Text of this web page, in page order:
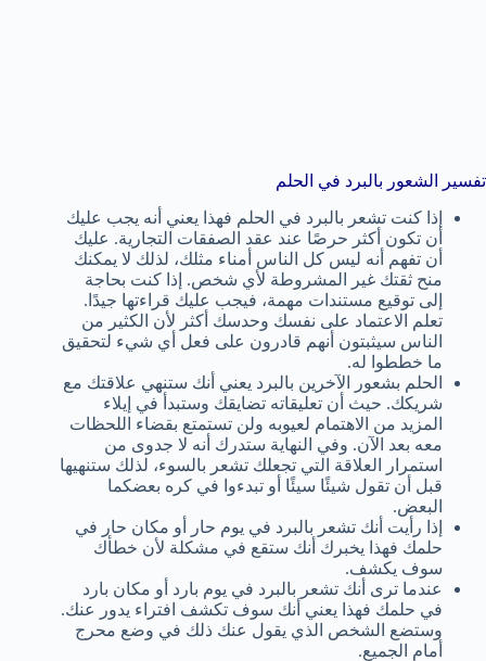
تفسير الشعور بالبرد في الحلم
إذا كنت تشعر بالبرد في الحلم فهذا يعني أنه يجب عليك
أن تكون أكثر حرصًا عند عقد الصفقات التجارية. عليك
أن تفهم أنه ليس كل الناس أمناء مثلك، لذلك لا يمكنك
منح ثقتك غير المشروطة لأي شخص. إذا كنت بحاجة
إلى توقيع مستندات مهمة، فيجب عليك قراءتها جيدًا.
تعلم الاعتماد على نفسك وحدسك أكثر لأن الكثير من
الناس سيثبتون أنهم قادرون على فعل أي شيء لتحقيق
ما خططوا له.
الحلم بشعور الآخرين بالبرد يعني أنك ستنهي علاقتك مع
شريكك. حيث أن تعليقاته تضايقك وستبدأ في إيلاء
المزيد من الاهتمام لعيوبه ولن تستمتع بقضاء اللحظات
معه بعد الآن. وفي النهاية ستدرك أنه لا جدوى من
استمرار العلاقة التي تجعلك تشعر بالسوء، لذلك ستنهيها
قبل أن تقول شيئًا سيئًا أو تبدءوا في كره بعضكما
البعض.
إذا رأيت أنك تشعر بالبرد في يوم حار أو مكان حار في
حلمك فهذا يخبرك أنك ستقع في مشكلة لأن خطأك
سوف يكشف.
عندما ترى أنك تشعر بالبرد في يوم بارد أو مكان بارد
في حلمك فهذا يعني أنك سوف تكشف افتراء يدور عنك.
وستضع الشخص الذي يقول عنك ذلك في وضع محرج
أمام الجميع.